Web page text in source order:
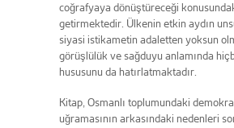
coğrafyaya dönüştüreceği
getirmektedir. Ülkenin etkin aydın
siyasi istikametin adaletten yoksun
görüşlülük ve sağduyu anlamında
hususunu da hatırlatmaktadır.
Kitap, Osmanlı toplumundaki
uğramasının arkasındaki nedenleri